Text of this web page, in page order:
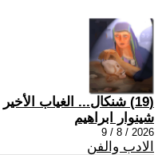
(19) شنكال... الغياب الأخير
شينوار ابراهيم
2026 / 8 / 9
الادب والفن